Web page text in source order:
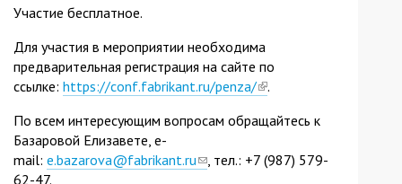
Участие бесплатное.
Для участия в мероприятии необходима
предварительная регистрация на сайте по
ссылке: https://conf.fabrikant.ru/penza/(link
external)
.
По всем интересующим вопросам обращайтесь к
Базаровой Елизавете, e-
mail: e.bazarova@fabrikant.ru(link, тел.: +7 (987) 579-
62-47.